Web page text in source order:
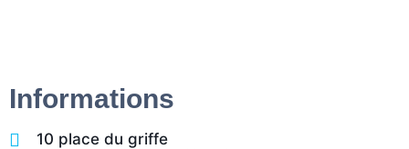
Informations
10 place du griffe